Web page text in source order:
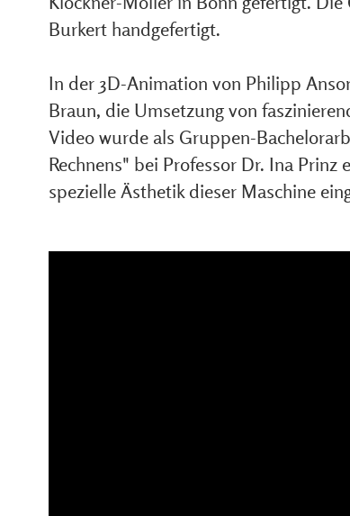
Burkert handgefertigt.
In der 3D-Animation von Philipp
Braun, die Umsetzung von
Video wurde als Gruppen-
Rechnens" bei Professor Dr. Ina
spezielle Ästhetik dieser Maschine